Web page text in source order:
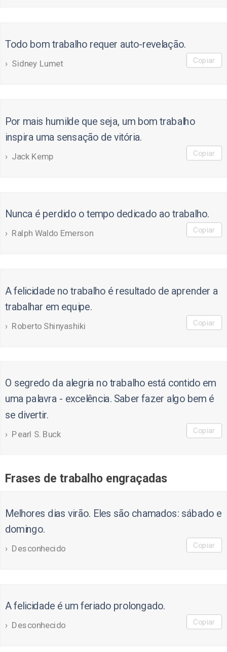
Todo bom trabalho requer auto-revelação.
Sidney Lumet Copiar
Por mais humilde que seja, um bom trabalho
inspira uma sensação de vitória.
Jack Kemp Copiar
Nunca é perdido o tempo dedicado ao trabalho.
Ralph Waldo Emerson Copiar
A felicidade no trabalho é resultado de aprender a
trabalhar em equipe.
Roberto Shinyashiki Copiar
O segredo da alegria no trabalho está contido em
uma palavra - excelência. Saber fazer algo bem é
se divertir.
Pearl S. Buck Copiar
Frases de trabalho engraçadas
Melhores dias virão. Eles são chamados: sábado e
domingo.
Desconhecido Copiar
A felicidade é um feriado prolongado.
Desconhecido Copiar